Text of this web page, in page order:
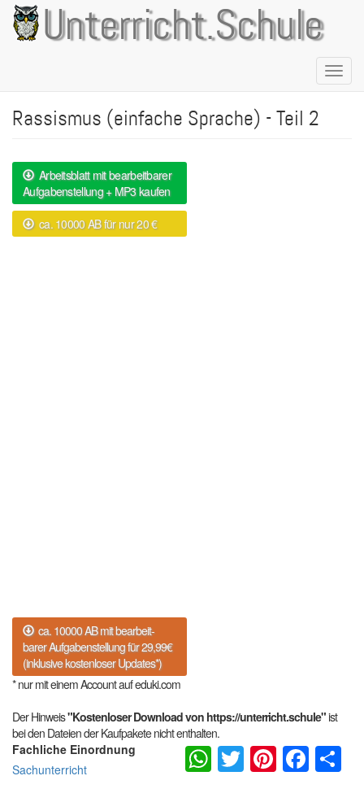
Direkt
zum
Inhalt
Unterricht.Schule
Rassismus (einfache Sprache) - Teil 2
Arbeitsblatt mit bearbeitbarer
Aufgabenstellung + MP3 kaufen
ca. 10000 AB für nur 20 €
ca. 10000 AB mit bearbeit-
barer Aufgabenstellung für 29,99€
(inklusive kostenloser Updates*)
* nur mit einem Account auf eduki.com
Der Hinweis"Kostenloser Download von https://unterricht.schule"ist
bei den Dateien der Kaufpakete nicht enthalten.
Fachliche Einordnung
Sachunterricht
WhatsApp
Twitter